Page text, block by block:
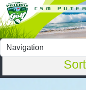
Panneau de gestion